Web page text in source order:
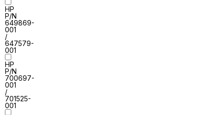
HP
P/N
649869-
001
/
647579-
001
HP
P/N
700697-
001
/
701525-
001